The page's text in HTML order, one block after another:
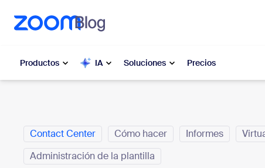
contenido principal
al chat de ayuda
Productos IA Soluciones Precios
Zoom Workplace
Lo más
Categorías
Contact Center Cómo hacer Informes
Administración de la plantilla